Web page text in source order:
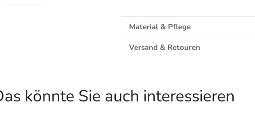
Material & Pflege
Versand & Retouren
könnte Sie auch interessieren